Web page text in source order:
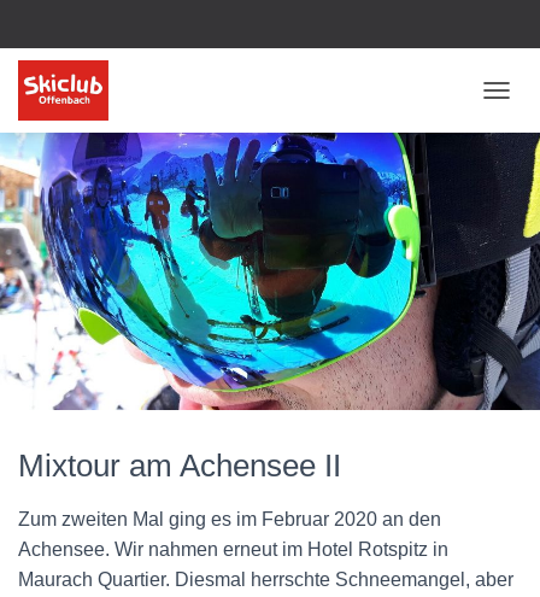
Mixtour am Achensee II
Zum zweiten Mal ging es im Februar 2020 an den
Achensee. Wir nahmen erneut im Hotel Rotspitz in
Maurach Quartier. Diesmal herrschte Schneemangel, aber